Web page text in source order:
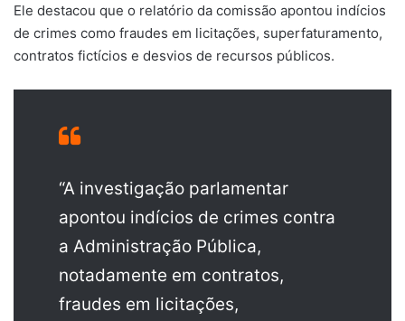
Ele destacou que o relatório da comissão apontou indícios
de crimes como fraudes em licitações, superfaturamento,
contratos fictícios e desvios de recursos públicos.
“A investigação parlamentar
apontou indícios de crimes contra
a Administração Pública,
notadamente em contratos,
fraudes em licitações,